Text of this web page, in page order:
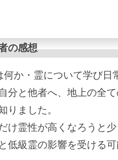
の感想
何か・霊について学び日
分と他者へ、地上の全
りました。
け霊性が高くなろうと
低級霊の影響を受ける